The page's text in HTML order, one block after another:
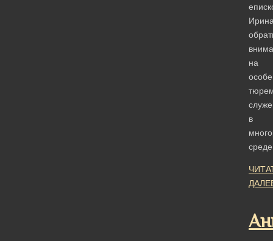
на
в